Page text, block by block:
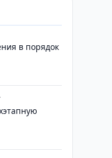
в порядок